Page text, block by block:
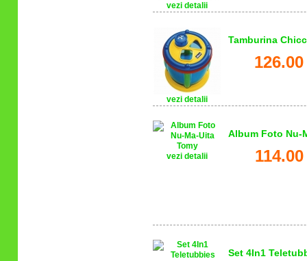
vezi detalii
vezi detalii
Tamburina
vezi detalii
Album Foto Nu-
Set 4In1